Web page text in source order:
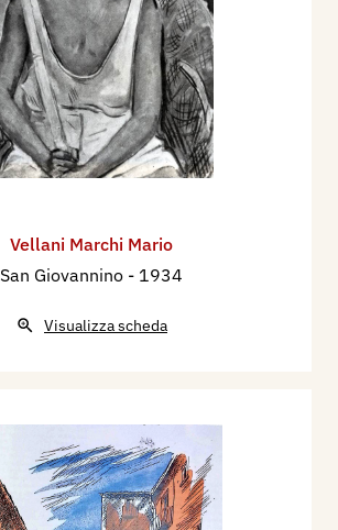
Vellani Marchi Mario
San Giovannino - 1934
Visualizza scheda